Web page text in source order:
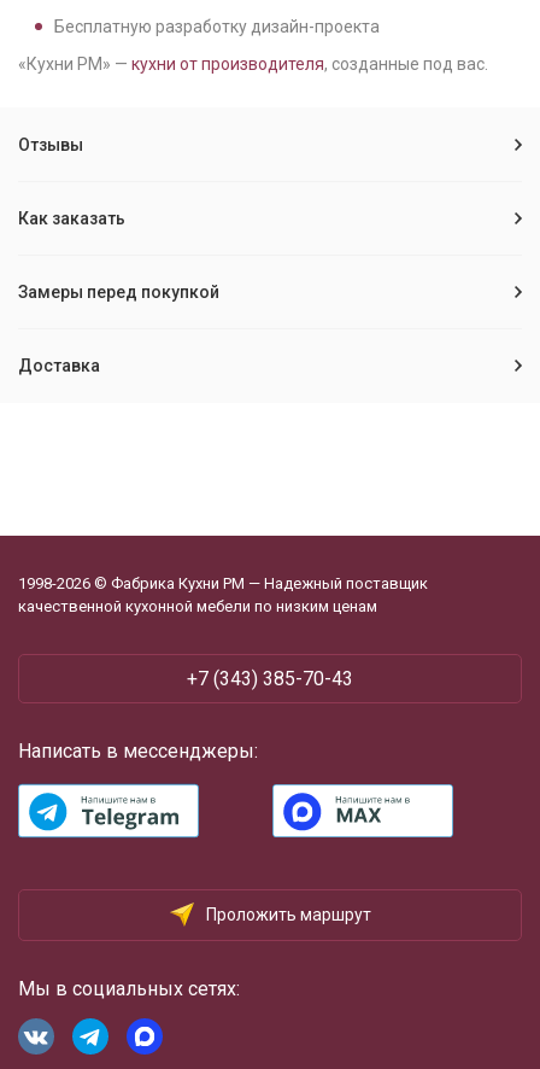
Бесплатную разработку дизайн-проекта
«Кухни РМ» — кухни от производителя, созданные под вас.
Отзывы
Как заказать
Замеры перед покупкой
Доставка
1998-2026 © Фабрика Кухни РМ — Надежный поставщик
качественной кухонной мебели по низким ценам
+7 (343) 385-70-43
Написать в мессенджеры:
Проложить маршрут
Мы в социальных сетях: